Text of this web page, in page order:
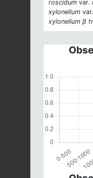
roscidum var.
xylonellum var.
xylonellum β